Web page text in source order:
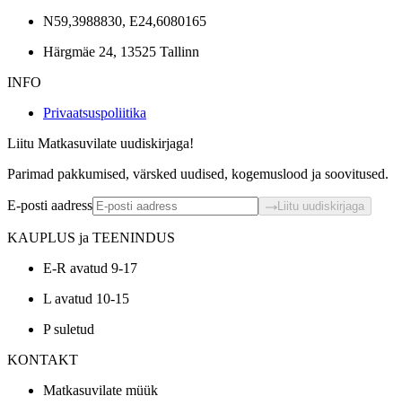
N59,3988830, E24,6080165
Härgmäe 24, 13525 Tallinn
INFO
Privaatsuspoliitika
Liitu Matkasuvilate uudiskirjaga!
Parimad pakkumised, värsked uudised, kogemuslood ja soovitused.
E-posti aadress Liitu uudiskirjaga
KAUPLUS ja TEENINDUS
E-R avatud 9-17
L avatud 10-15
P suletud
KONTAKT
Matkasuvilate müük